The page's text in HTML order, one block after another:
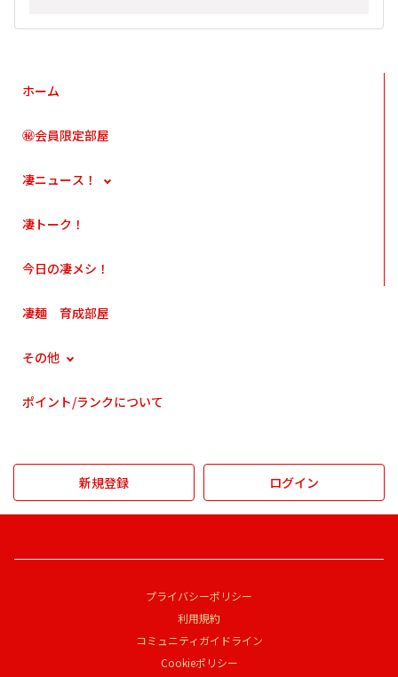
ホーム
㊙会員限定部屋
凄ニュース！
凄トーク！
今日の凄メシ！
凄麺 育成部屋
その他
ポイント/ランクについて
新規登録 ログイン
プライバシーポリシー
利用規約
コミュニティガイドライン
Cookieポリシー